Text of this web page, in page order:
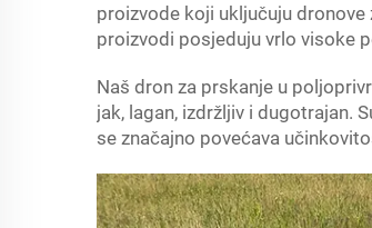
proizvode koji uključuju
proizvodi posjeduju vrlo visoke
Naš dron za prskanje u
jak, lagan, izdržljiv i dugotrajan.
se značajno povećava